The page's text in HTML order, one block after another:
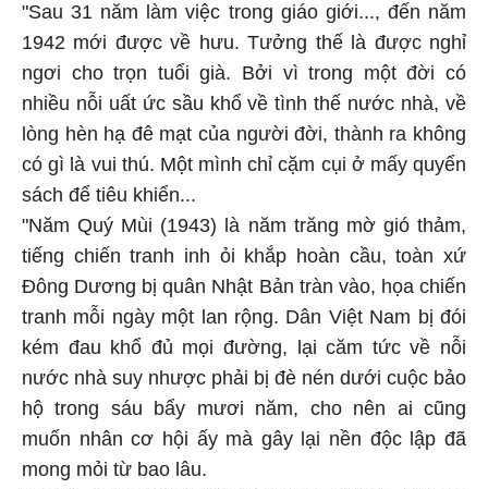
"Sau 31 năm làm việc trong giáo giới..., đến năm
1942 mới được về hưu. Tưởng thế là được nghỉ
ngơi cho trọn tuổi già. Bởi vì trong một đời có
nhiều nỗi uất ức sầu khổ về tình thế nước nhà, về
lòng hèn hạ đê mạt của người đời, thành ra không
có gì là vui thú. Một mình chỉ cặm cụi ở mấy quyển
sách để tiêu khiển...
"Năm Quý Mùi (1943) là năm trăng mờ gió thảm,
tiếng chiến tranh inh ỏi khắp hoàn cầu, toàn xứ
Ðông Dương bị quân Nhật Bản tràn vào, họa chiến
tranh mỗi ngày một lan rộng. Dân Việt Nam bị đói
kém đau khổ đủ mọi đường, lại căm tức về nỗi
nước nhà suy nhược phải bị đè nén dưới cuộc bảo
hộ trong sáu bẩy mươi năm, cho nên ai cũng
muốn nhân cơ hội ấy mà gây lại nền độc lập đã
mong mỏi từ bao lâu.